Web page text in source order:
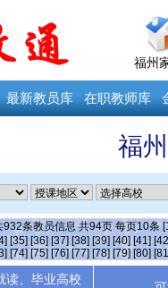
福州
最新教员库 在职教师库
福
932条教员信息 共94页 每页10条
[35] [36] [37] [38] [39] [40] [41]
[74] [75] [76] [77] [78] [79] [80]
读、毕业高校